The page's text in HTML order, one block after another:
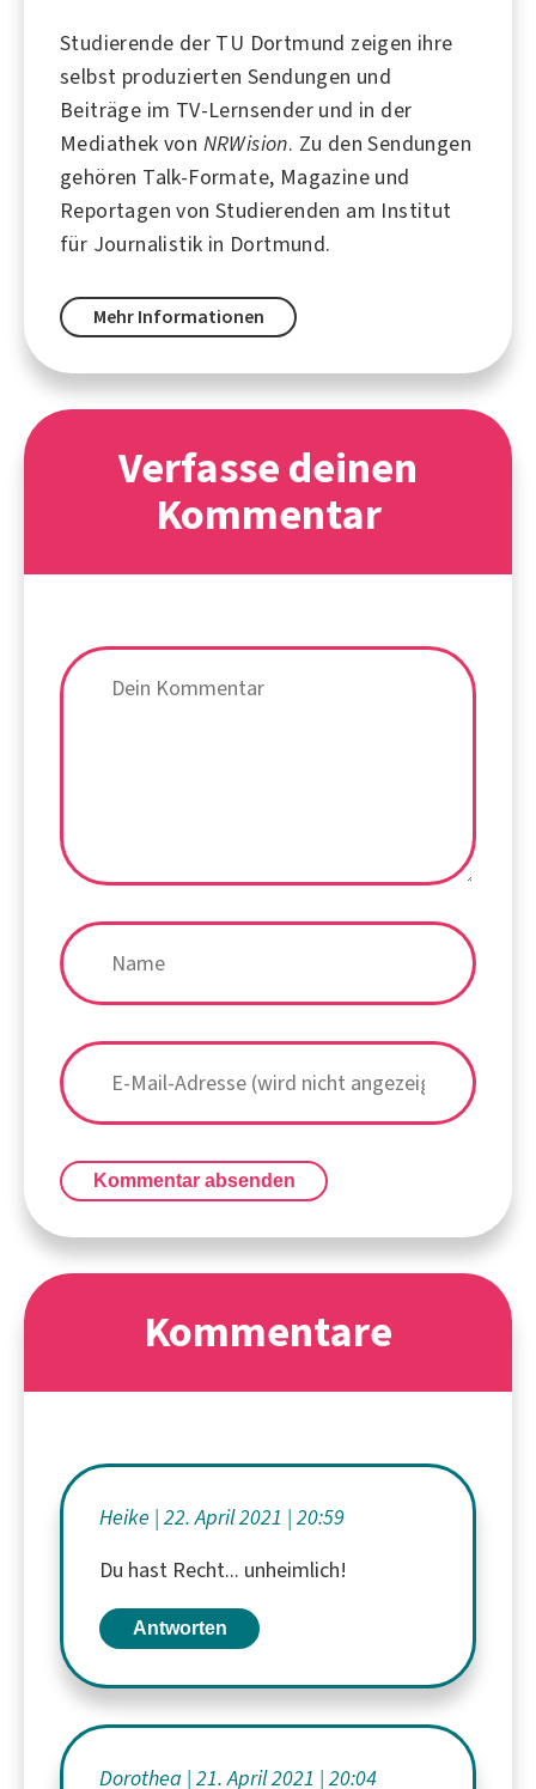
Studierende der TU Dortmund zeigen ihre
selbst produzierten Sendungen und
Beiträge im TV-Lernsender und in der
Mediathek von NRWision. Zu den Sendungen
gehören Talk-Formate, Magazine und
Reportagen von Studierenden am Institut
für Journalistik in Dortmund.
Mehr Informationen
Verfasse deinen
Kommentar
Kommentar absenden
Kommentare
Heike 22. April 2021 20:59
Du hast Recht... unheimlich!
Antworten
Dorothea 21. April 2021 20:04